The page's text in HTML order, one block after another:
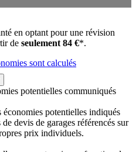
en optant pour une révision
de seulement 84 €*.
sont calculés
potentielles communiqués
potentielles indiqués
devis de garages référencés sur
prix individuels.